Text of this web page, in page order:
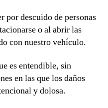
por descuido de personas
o al abrir las
con nuestro vehículo.
es entendible, sin
en las que los daños
y dolosa.